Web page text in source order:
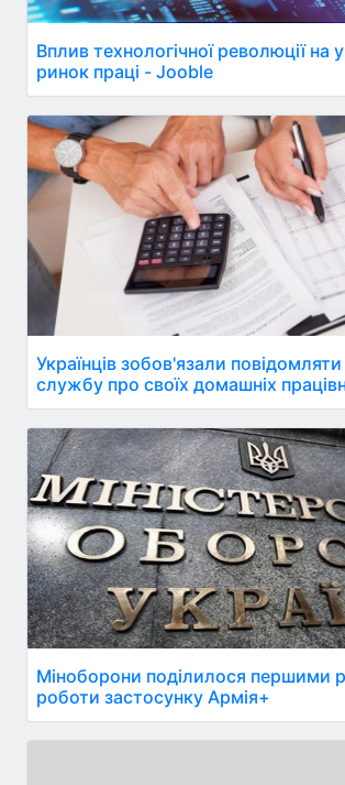
Вплив технологічної революції на
ринок праці - Jooble
Українців зобов'язали
службу про своїх домашніх
Міноборони поділилося першими
роботи застосунку Армія+